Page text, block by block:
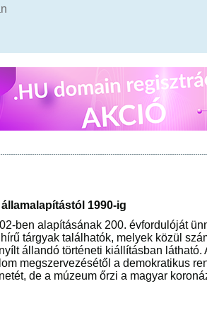
1990-ig
ben alapításának 200. évfordulóját
tárgyak találhatók, melyek közül
állandó történeti kiállításban
megszervezésétől a demokratikus
de a múzeum őrzi a magyar